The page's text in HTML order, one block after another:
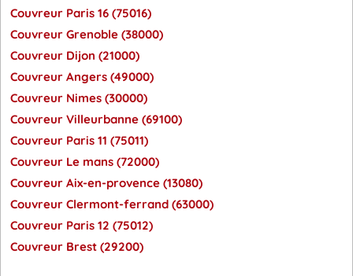
Couvreur Paris 16 (75016)
Couvreur Grenoble (38000)
Couvreur Dijon (21000)
Couvreur Angers (49000)
Couvreur Nimes (30000)
Couvreur Villeurbanne (69100)
Couvreur Paris 11 (75011)
Couvreur Le mans (72000)
Couvreur Aix-en-provence (13080)
Couvreur Clermont-ferrand (63000)
Couvreur Paris 12 (75012)
Couvreur Brest (29200)